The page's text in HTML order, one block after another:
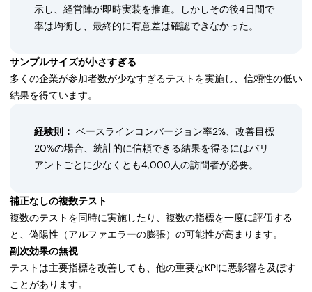
示し、経営陣が即時実装を推進。しかしその後4日間で
率は均衡し、最終的に有意差は確認できなかった。
サンプルサイズが小さすぎる
多くの企業が参加者数が少なすぎるテストを実施し、信頼性の低い
結果を得ています。
経験則： ベースラインコンバージョン率2%、改善目標
20%の場合、統計的に信頼できる結果を得るにはバリ
アントごとに少なくとも4,000人の訪問者が必要。
補正なしの複数テスト
複数のテストを同時に実施したり、複数の指標を一度に評価する
と、偽陽性（アルファエラーの膨張）の可能性が高まります。
副次効果の無視
テストは主要指標を改善しても、他の重要なKPIに悪影響を及ぼす
ことがあります。